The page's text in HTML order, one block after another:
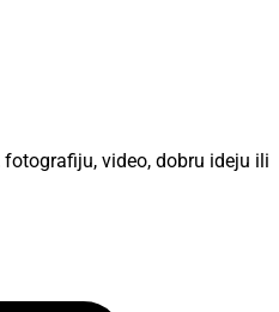
video, dobru ideju ili